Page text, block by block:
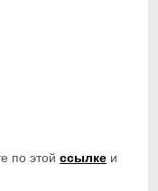
по этойссылке и